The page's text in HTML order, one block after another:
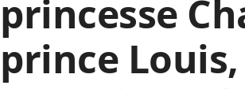
princesse
prince